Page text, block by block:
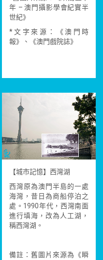
年 – 澳門攝影學會紀實半
世紀》
*文字來源：《澳門時
報》、《澳門戲院誌》
【城市記憶】西灣湖
西灣原為澳門半島的一處
海灣，昔日為商船停泊之
處。1990年代，西灣南面
進行填海，改為人工湖，
稱西灣湖。
備註：舊圖片來源為《瞬